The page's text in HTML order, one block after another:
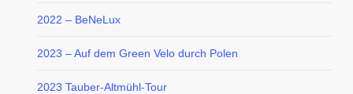
2022 – BeNeLux
2023 – Auf dem Green Velo durch Polen
2023 Tauber-Altmühl-Tour